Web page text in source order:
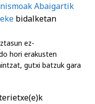
Abaigartik
bidalketan
ez-
hori erakusten
gutxi batzuk gara
(e)k